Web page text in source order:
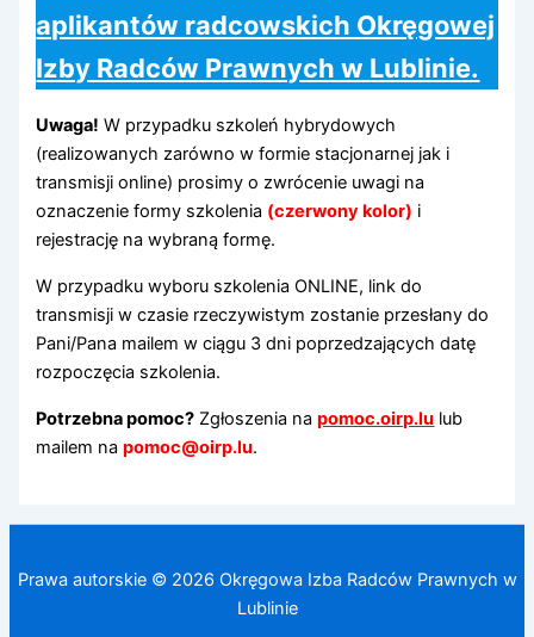
aplikantów radcowskich Okręgowej
Izby Radców Prawnych w Lublinie.
Uwaga! W przypadku szkoleń hybrydowych
(realizowanych zarówno w formie stacjonarnej jak i
transmisji online) prosimy o zwrócenie uwagi na
oznaczenie formy szkolenia (czerwony kolor) i
rejestrację na wybraną formę.
W przypadku wyboru szkolenia ONLINE, link do
transmisji w czasie rzeczywistym zostanie przesłany do
Pani/Pana mailem w ciągu 3 dni poprzedzających datę
rozpoczęcia szkolenia.
Potrzebna pomoc? Zgłoszenia napomoc.oirp.lu lub
mailem napomoc@oirp.lu.
Prawa autorskie © 2026 Okręgowa Izba Radców Prawnych w
Lublinie